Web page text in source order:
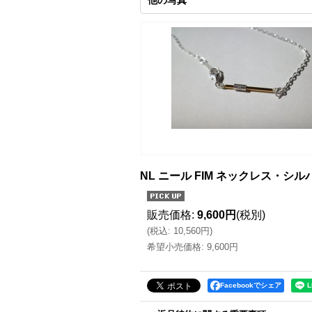
NL ニール FIM ネックレス・シル
販売価格: 9,600円 (税別)
(税込: 10,560円)
希望小売価格: 9,600円
Facebookでシェア